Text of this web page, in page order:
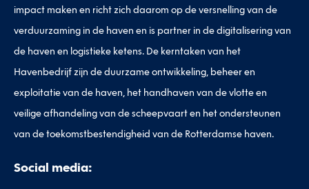
impact maken en richt zich daarom op de versnelling van de
verduurzaming in de haven en is partner in de digitalisering van
de haven en logistieke ketens. De kerntaken van het
Havenbedrijf zijn de duurzame ontwikkeling, beheer en
exploitatie van de haven, het handhaven van de vlotte en
veilige afhandeling van de scheepvaart en het ondersteunen
van de toekomstbestendigheid van de Rotterdamse haven.
Social media: